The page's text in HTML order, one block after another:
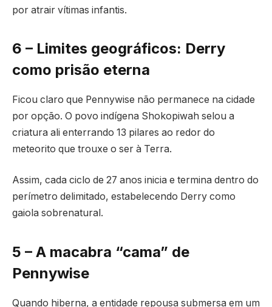
por atrair vítimas infantis.
6 – Limites geográficos: Derry
como prisão eterna
Ficou claro que Pennywise não permanece na cidade
por opção. O povo indígena Shokopiwah selou a
criatura ali enterrando 13 pilares ao redor do
meteorito que trouxe o ser à Terra.
Assim, cada ciclo de 27 anos inicia e termina dentro do
perímetro delimitado, estabelecendo Derry como
gaiola sobrenatural.
5 – A macabra “cama” de
Pennywise
Quando hiberna, a entidade repousa submersa em um